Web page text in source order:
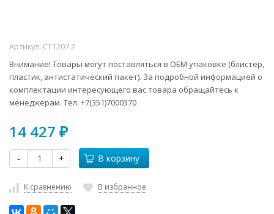
Артикул: CT1207.2
Внимание! Товары могут поставляться в ОЕМ упаковке (блистер,
пластик, антистатический пакет). За подробной информацией о
комплектации интересующего вас товара обращайтесь к
менеджерам. Тел. +7(351)7000370
14 427 ₽
- + В корзину
К сравнению В избранное